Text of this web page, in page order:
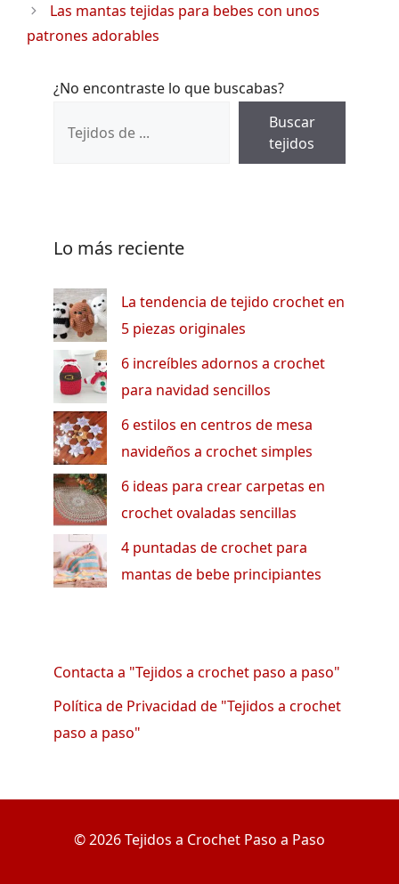
Las mantas tejidas para bebes con unos
patrones adorables
¿No encontraste lo que buscabas?
Buscar
tejidos
Lo más reciente
La tendencia de tejido crochet en
5 piezas originales
6 increíbles adornos a crochet
para navidad sencillos
6 estilos en centros de mesa
navideños a crochet simples
6 ideas para crear carpetas en
crochet ovaladas sencillas
4 puntadas de crochet para
mantas de bebe principiantes
Contacta a "Tejidos a crochet paso a paso"
Política de Privacidad de "Tejidos a crochet
paso a paso"
© 2026 Tejidos a Crochet Paso a Paso